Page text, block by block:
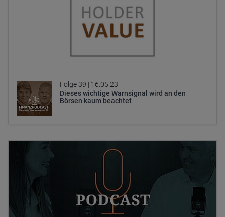
Folge 39 | 16.05.23
Dieses wichtige Warnsignal wird an den
Börsen kaum beachtet